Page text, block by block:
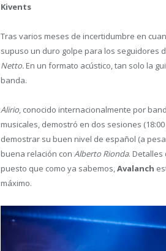
Kivents
Tras varios meses de incertidumbre en
supuso un duro golpe para los seguidores
Netto. En un formato acústico, tan solo la
banda.
Alirio, conocido internacionalmente por
musicales, demostró en dos sesiones
demostrar su buen nivel de español (a
buena relación con Alberto Rionda.
puesto que como ya sabemos,Avalanch
máximo.